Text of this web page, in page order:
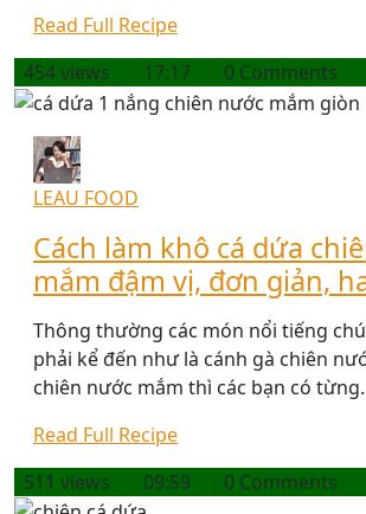
Read Full Recipe
454 views
17:17 0 Comments
LEAU FOOD
Cách làm khô cá dứa
mắm đậm vị, đơn giản,
Thông thường các món nổi tiếng
phải kể đến như là cánh gà chiên
chiên nước mắm thì các bạn có
Read Full Recipe
511 views
09:59 0 Comments